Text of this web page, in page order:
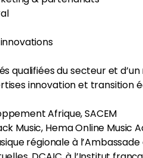
qualifiées du secteur et
innovation et transition
Afrique, SACEM
Music, Hema Online Music
régionale à